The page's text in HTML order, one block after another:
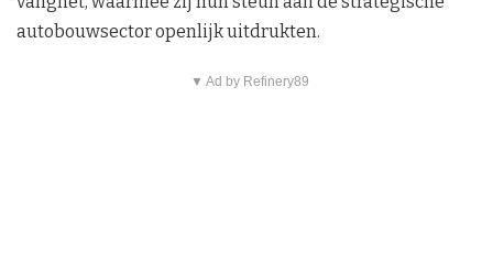
autobouwsector openlijk uitdrukten.
▼ Ad by Refinery89